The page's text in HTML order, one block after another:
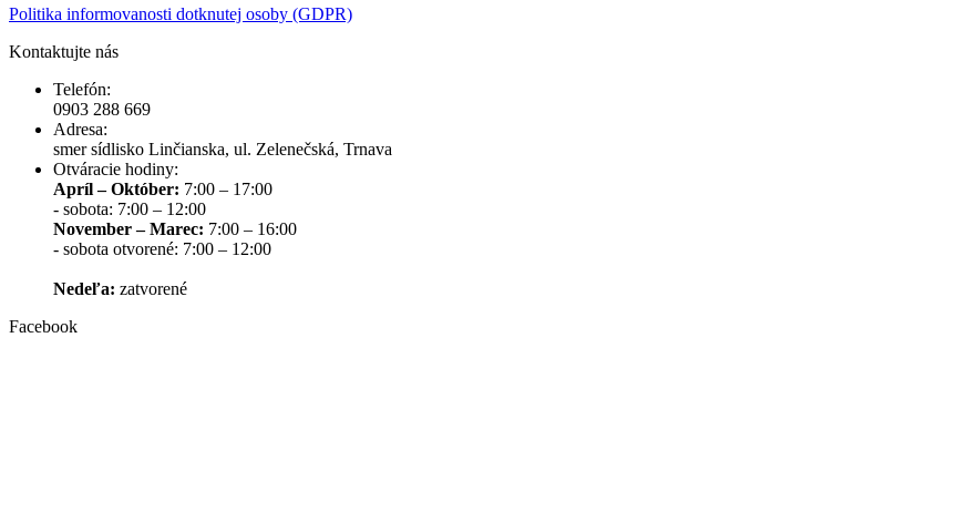
Politika informovanosti dotknutej osoby (GDPR)
Kontaktujte nás
Telefón:
0903 288 669
Adresa:
smer sídlisko Linčianska, ul. Zelenečská, Trnava
Otváracie hodiny:
Apríl – Október: 7:00 – 17:00
- sobota: 7:00 – 12:00
November – Marec: 7:00 – 16:00
- sobota otvorené: 7:00 – 12:00
Nedeľa: zatvorené
Facebook